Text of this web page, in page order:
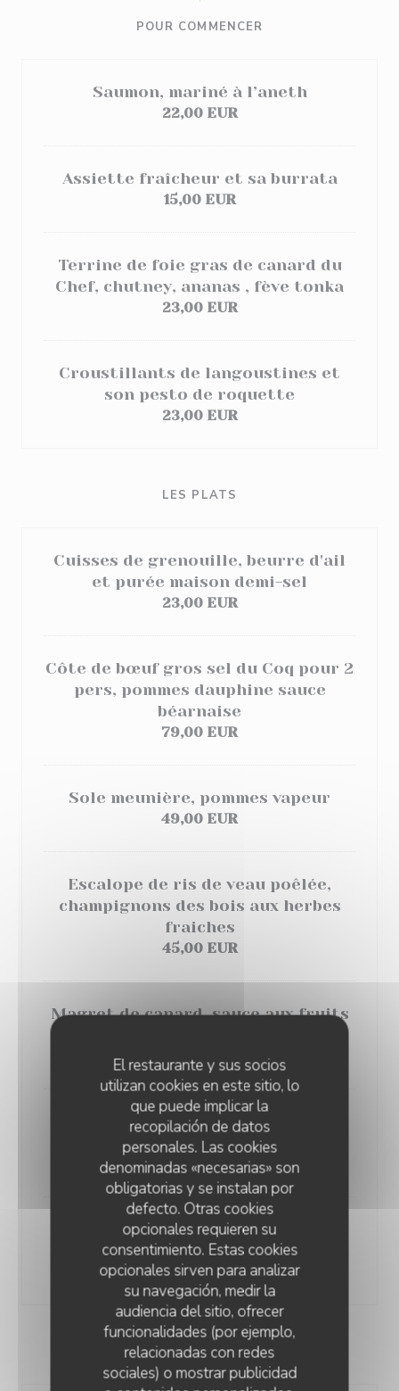
El restaurante y sus socios
utilizan cookies en este sitio, lo
que puede implicar la
recopilación de datos
personales. Las cookies
denominadas «necesarias» son
obligatorias y se instalan por
defecto. Otras cookies
opcionales requieren su
consentimiento. Estas cookies
opcionales sirven para analizar
su navegación, medir la
audiencia del sitio, ofrecer
funcionalidades (por ejemplo,
relacionadas con redes
sociales) o mostrar publicidad
POUR COMMENCER
Saumon, mariné à l’aneth
22,00 EUR
Assiette fraîcheur et sa burrata
15,00 EUR
Terrine de foie gras de canard du
Chef, chutney, ananas , fève tonka
23,00 EUR
Croustillants de langoustines et
son pesto de roquette
23,00 EUR
LES PLATS
Cuisses de grenouille, beurre d'ail
et purée maison demi-sel
23,00 EUR
Côte de bœuf gros sel du Coq pour 2
pers, pommes dauphine sauce
béarnaise
79,00 EUR
Sole meunière, pommes vapeur
49,00 EUR
Escalope de ris de veau poêlée,
champignons des bois aux herbes
fraiches
45,00 EUR
Magret de canard, sauce aux fruits
28,00 EUR
Tartare de boeuf préparé par nos
soins, frites et salade mesclun
25,00 EUR
Côte de veau, rôtie sauce aux
morilles, haricots verts
39,00 EUR
LES GOURMANDISES